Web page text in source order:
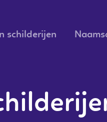
schilderijen